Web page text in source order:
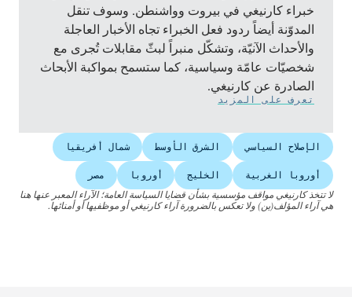
خبراء كارنيغي في بيروت وواشنطن. وسوف تنقل
المدوّنة أيضاً ردود فعل الخبراء تجاه الأخبار العاجلة
والأحداث الآنيّة، وتشكّل منبراً لبثّ مقابلات تُجرى مع
شخصيّات عامّة وسياسية، كما ستسمح بمواكبة الأبحاث
الصادرة عن كارنيغي.
تعرف على المزيد
الإصلاح السياسي الشرق الأوسط شمال أفريقيا
أوروبا الغربية الخليج أوروبا
مصر
لا تتخذ كارنيغي مواقف مؤسسية بشأن قضايا السياسة العامة؛ الآراء المعبر عنها هنا
هي آراء المؤلف(ين) ولا تعكس بالضرورة آراء كارنيغي أو موظفيها أو أمنائها.